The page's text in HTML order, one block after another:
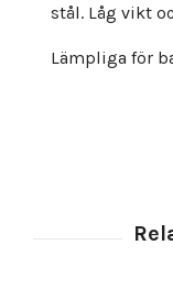
stål. Låg vikt
Lämpliga för